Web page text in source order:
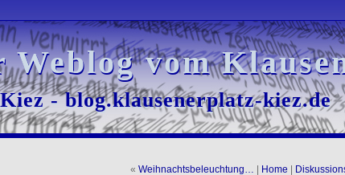
Weblog vom
Weblog vom
- blog.klausenerplatz-kiez.de
- blog.klausenerplatz-kiez.de
« Weihnachtsbeleuchtung… Home